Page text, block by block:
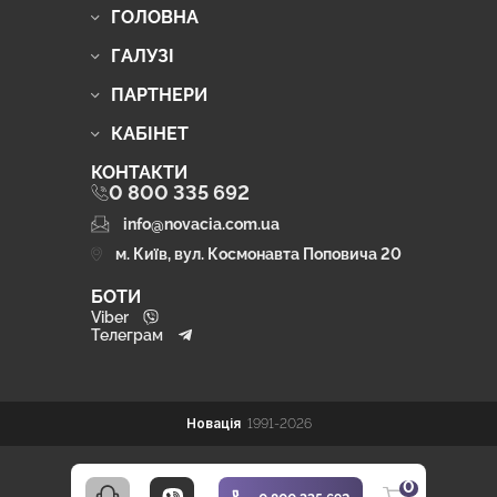
0
ГОЛОВНА
ГАЛУЗІ
ПАРТНЕРИ
КАБІНЕТ
КОНТАКТИ
0 800 335 692
info@novacia.com.ua
м. Київ, вул. Космонавта Поповича 20
БОТИ
Viber
Телеграм
Новація 1991-2026